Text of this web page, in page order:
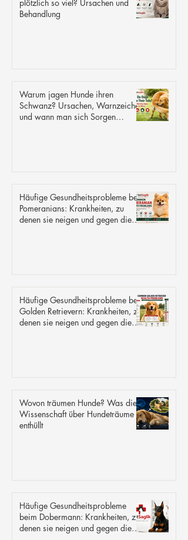
plötzlich so viel? Ursachen und
Behandlung
Warum jagen Hunde ihren
Schwanz? Ursachen, Warnzeichen
und wann man sich Sorgen
Häufige Gesundheitsprobleme bei
Pomeranians: Krankheiten, zu
denen sie neigen und gegen die
Häufige Gesundheitsprobleme bei
Golden Retrievern: Krankheiten, zu
denen sie neigen und gegen die
Wovon träumen Hunde? Was die
Wissenschaft über Hundeträume
enthüllt
Häufige Gesundheitsprobleme
beim Dobermann: Krankheiten, zu
denen sie neigen und gegen die